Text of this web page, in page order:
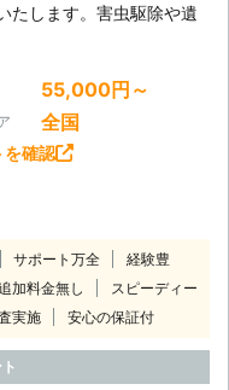
たします。害虫駆除や遺
55,000円～
全国
を確認
サポート万全
経験豊
加料金無し
スピーディー
実施 安心の保証付